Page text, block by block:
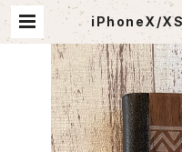
iPhoneX/